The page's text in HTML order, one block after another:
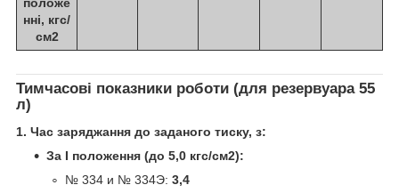
нні, кгс/
см2
Тимчасові показники роботи (для резервуара 55
л)
1. Час заряджання до заданого тиску, з:
За I положення (до 5,0 кгс/см2):
№ 334 и № 334Э: 3,4